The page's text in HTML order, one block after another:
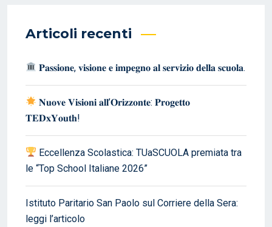
Articoli recenti
𝐏𝐚𝐬𝐬𝐢𝐨𝐧𝐞, 𝐯𝐢𝐬𝐢𝐨𝐧𝐞 𝐞 𝐢𝐦𝐩𝐞𝐠𝐧𝐨 𝐚𝐥 𝐬𝐞𝐫𝐯𝐢𝐳𝐢𝐨 𝐝𝐞𝐥𝐥𝐚 𝐬𝐜𝐮𝐨𝐥𝐚.
𝐍𝐮𝐨𝐯𝐞 𝐕𝐢𝐬𝐢𝐨𝐧𝐢 𝐚𝐥𝐥’𝐎𝐫𝐢𝐳𝐳𝐨𝐧𝐭𝐞: 𝐏𝐫𝐨𝐠𝐞𝐭𝐭𝐨
𝐓𝐄𝐃𝐱𝐘𝐨𝐮𝐭𝐡!
Eccellenza Scolastica: TUaSCUOLA premiata tra
le “Top School Italiane 2026”
Istituto Paritario San Paolo sul Corriere della Sera:
leggi l’articolo